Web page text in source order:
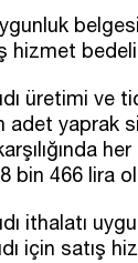
hizmet
üretimi
adet yaprak
bin 466 lira
ithalatı
için satış